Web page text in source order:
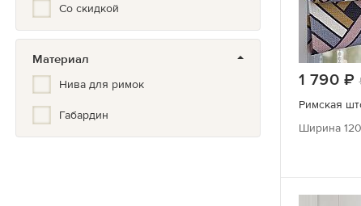
Со скидкой
Материал
Нива для римок
Габардин
1 790
Римская
Ширина